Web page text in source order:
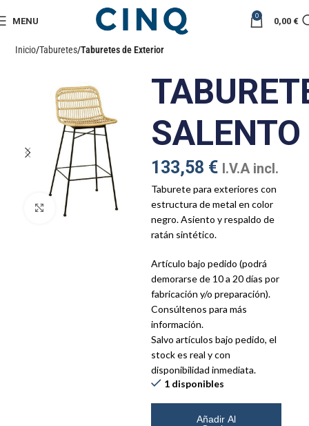
MENU 0 0,00 €
Inicio Taburetes Taburetes de Exterior
Click to enlarge
SALENTO
133,58 € I.V.A incl.
Taburete para exteriores con
estructura de metal en color
negro. Asiento y respaldo de
ratán sintético.
Artículo bajo pedido (podrá
demorarse de 10 a 20 días por
fabricación y/o preparación).
Consúltenos para más
información.
Salvo artículos bajo pedido, el
stock es real y con
disponibilidad inmediata.
1 disponibles
Añadir Al